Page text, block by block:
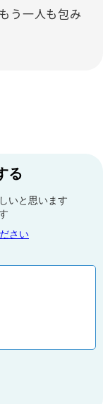
う一人も包み
る
いと思います
さい